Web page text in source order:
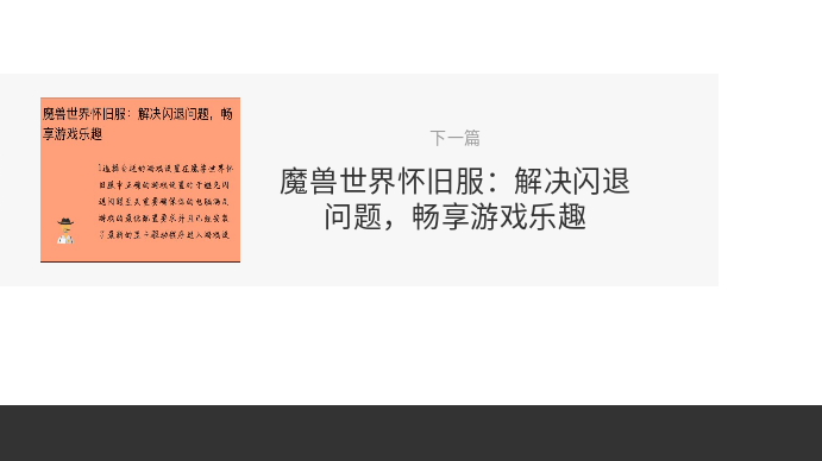
下一篇
魔兽世界怀旧服：解决闪退
问题，畅享游戏乐趣